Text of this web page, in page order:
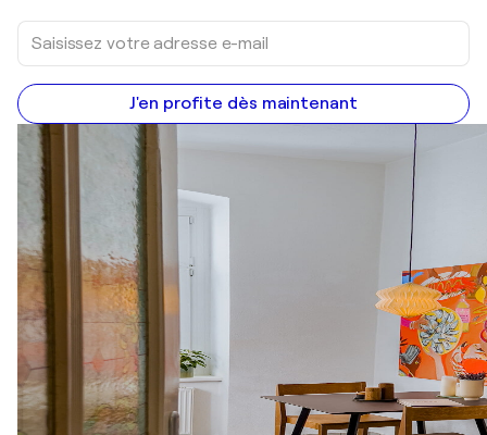
J'en profite dès maintenant